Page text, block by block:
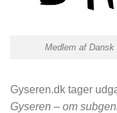
Medlem af Dansk
Gyseren.dk tager
Gyseren – om